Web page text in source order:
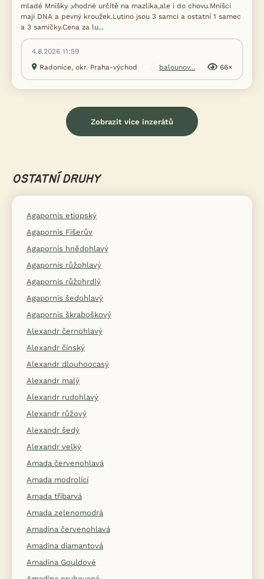
mladé Mníšky ,vhodné určitě na mazlíka,ale i do chovu.Mníšci
mají DNA a pevný kroužek.Lutino jsou 3 samci a ostatní 1 samec
a 3 samičky.Cena za lu...
4.8.2026 11:59
Radonice, okr. Praha-východ
balounov... 66×
Zobrazit více inzerátů
OSTATNÍ DRUHY
Agapornis etiopský
Agapornis Fišerův
Agapornis hnědohlavý
Agapornis růžohlavý
Agapornis růžohrdlý
Agapornis šedohlavý
Agapornis škraboškový
Alexandr černohlavý
Alexandr čínský
Alexandr dlouhoocasý
Alexandr malý
Alexandr rudohlavý
Alexandr růžový
Alexandr šedý
Alexandr velký
Amada červenohlavá
Amada modrolící
Amada tříbarvá
Amada zelenomodrá
Amadina červenohlavá
Amadina diamantová
Amadina Gouldové